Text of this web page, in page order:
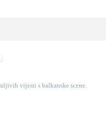
vijesti s balkanske scene.